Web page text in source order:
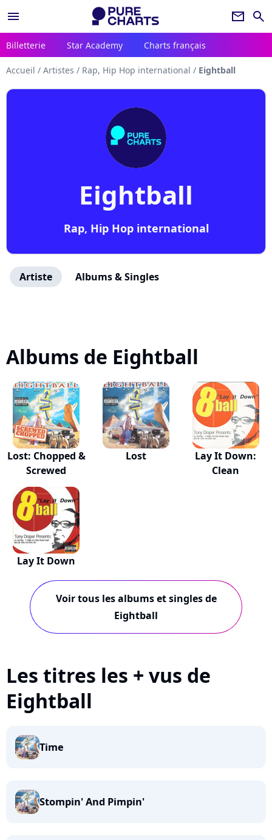
menu newsletter search
Billetterie Star Academy Charts français
Accueil / Artistes / Rap, Hip Hop international / Eightball
Eightball
Rap, Hip Hop international
Artiste Albums & Singles
Albums de Eightball
Lost: Chopped &
Screwed
Lost
Lay It Down:
Clean
Lay It Down
Voir tous les albums et singles de
Eightball
Les titres les + vus de
Eightball
Time
Stompin' And Pimpin'